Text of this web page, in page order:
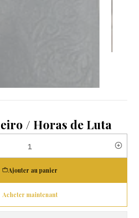
/ Horas de Luta
Ajouter au panier
Acheter maintenant